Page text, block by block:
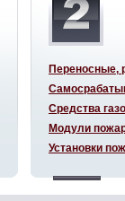
Переносные,
Средства
Модули
Установки